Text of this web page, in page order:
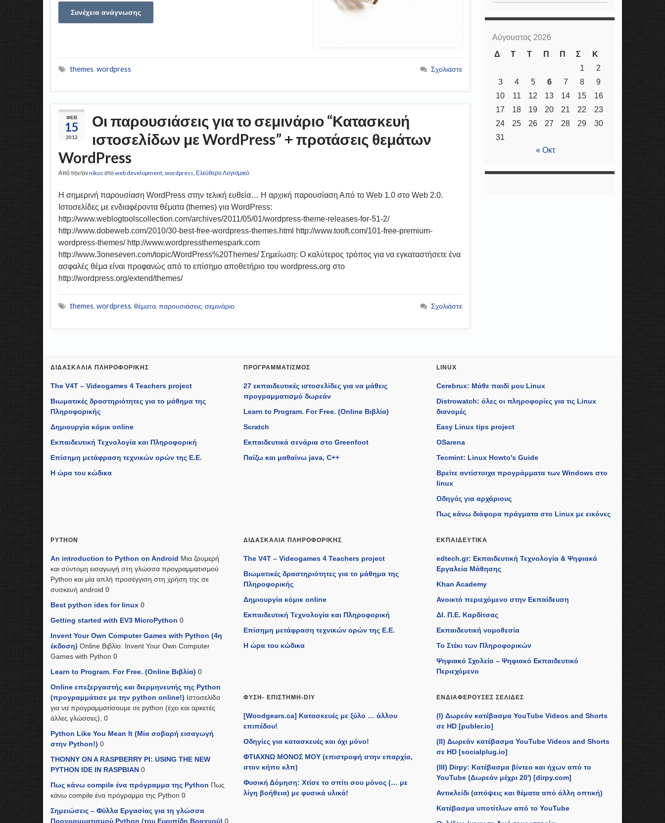
Συνέχεια ανάγνωσης
themes, wordpress Σχολιάστε
ΦΕΒ
15
2012
Οι παρουσιάσεις για το σεμινάριο “Κατασκευή
ιστοσελίδων με WordPress” + προτάσεις θεμάτων
WordPress
Από την/ονnikos στοweb development, wordpress, Ελεύθερο Λογισμικό
Η σημερινή παρουσίαση WordPress στην τελική ευθεία… Η αρχική παρουσίαση Από το Web 1.0 στο Web 2.0.
Ιστοσελίδες με ενδιαφέροντα θέματα (themes) για WordPress:
http://www.weblogtoolscollection.com/archives/2011/05/01/wordpress-theme-releases-for-51-2/
http://www.dobeweb.com/2010/30-best-free-wordpress-themes.html http://www.tooft.com/101-free-premium-
wordpress-themes/ http://www.wordpressthemespark.com
http://www.3oneseven.com/topic/WordPress%20Themes/ Σημείωση: Ο καλύτερος τρόπος για να εγκαταστήσετε ένα
ασφαλές θέμα είναι προφανώς από το επίσημο αποθετήριο του wordpress.org στο
http://wordpress.org/extend/themes/
themes, wordpress, θέματα, παρουσιάσεις, σεμινάριο Σχολιάστε
Αύγουστος 2026
Δ
Τ Τ Π Π Σ
Κ
1
2
3
4 5 6 7 8
9
10
11 12 13 14 15
16
17
18 19 20 21 22
23
24
25 26 27 28 29
30
31
« Οκτ
ΔΙΔΑΣΚΑΛΊΑ ΠΛΗΡΟΦΟΡΙΚΉΣ
The V4T – Videogames 4 Teachers project
Βιωματικές δραστηριότητες για το μάθημα της
Πληροφορικής
Δημιουργία κόμικ online
Εκπαιδευτική Τεχνολογία και Πληροφορική
Επίσημη μετάφραση τεχνικών ορών της Ε.Ε.
Η ώρα του κώδικα
ΠΡΟΓΡΑΜΜΑΤΙΣΜΌΣ
27 εκπαιδευτικές ιστοσελίδες για να μάθεις
προγραμματισμό δωρεάν
Learn to Program. For Free. (Online Βιβλία)
Scratch
Εκπαιδευτικά σενάρια στο Greenfoot
Παίζω και μαθαίνω java, C++
LINUX
Cerebrux: Μάθε παιδί μου Linux
Distrowatch: όλες οι πληροφορίες για τις Linux
διανομές
Easy Linux tips project
OSarena
Tecmint: Linux Howto's Guide
Βρείτε αντίστοιχα προγράμματα των Windows στο
linux
Οδηγός για αρχάριους
Πως κάνω διάφορα πράγματα στο Linux με εικόνες
PYTHON
An introduction to Python on Android Μια ζουμερή
και σύντομη εισαγωγή στη γλώσσα προγραμματισμού
Python και μία απλή προσέγγιση στη χρήση της σε
συσκευή android 0
Best python ides for linux 0
Getting started with EV3 MicroPython 0
Invent Your Own Computer Games with Python (4η
έκδοση) Online Βιβλίο: Invent Your Own Computer
Games with Python 0
Learn to Program. For Free. (Online Βιβλία) 0
Online επεξεργαστής και διερμηνευτής της Python
(προγραμμάτισε με την python online!) Ιστοσελίδα
για να προγραμματίσουμε σε python (έχει και αρκετές
άλλες γλώσσες). 0
Python Like You Mean It (Mία σοβαρή εισαγωγή
στην Python!) 0
THONNY ON A RASPBERRY PI: USING THE NEW
PYTHON IDE IN RASPBIAN 0
Πως κάνω compile ένα πρόγραμμα της Python Πως
κάνω compile ένα πρόγραμμα της Python 0
Σημειώσεις – Φύλλα Εργασίας για τη γλώσσα
Προγραμματισμού Python (του Ευριπίδη Βραχνού) 0
ΔΙΔΑΣΚΑΛΊΑ ΠΛΗΡΟΦΟΡΙΚΉΣ
The V4T – Videogames 4 Teachers project
Βιωματικές δραστηριότητες για το μάθημα της
Πληροφορικής
Δημιουργία κόμικ online
Εκπαιδευτική Τεχνολογία και Πληροφορική
Επίσημη μετάφραση τεχνικών ορών της Ε.Ε.
Η ώρα του κώδικα
ΕΚΠΑΙΔΕΥΤΙΚΆ
edtech.gr: Εκπαιδευτική Τεχνολογία & Ψηφιακά
Εργαλεία Μάθησης
Khan Academy
Ανοικτό περιεχόμενο στην Εκπαίδευση
ΔΙ. Π.Ε. Καρδίτσας
Εκπαιδευτική νομοθεσία
Το Στέκι των Πληροφορικών
Ψηφιακό Σχολείο – Ψηφιακό Εκπαιδευτικό
Περιεχόμενο
ΦΎΣΗ- ΕΠΙΣΤΉΜΗ-DIY
[Woodgears.ca] Κατασκευές με ξύλο … άλλου
επιπέδου!
Οδηγίες για κατασκευές και όχι μόνο!
ΦΤΙΑΧΝΩ ΜΟΝΟΣ ΜΟΥ (επιστροφή στην επαρχία,
στον κήπο κλπ)
Φυσική Δόμηση: Χτίσε το σπίτι σου μόνος (… με
λίγη βοήθεια) με φυσικά υλικά!
ΕΝΔΙΑΦΈΡΟΥΣΕΣ ΣΕΛΊΔΕΣ
(I) Δωρεάν κατέβασμα YouTube Videos and Shorts
σε HD [publer.io]
(II) Δωρεάν κατέβασμα YouTube Videos and Shorts
σε HD [socialplug.io]
(III) Dirpy: Κατέβασμα βίντεο και ήχων από το
YouTube (Δωρεάν μέχρι 20') [dirpy.com]
Αντικλείδι (απόψεις και θέματα από άλλη οπτική)
Κατέβασμα υποτίτλων από το YouTube